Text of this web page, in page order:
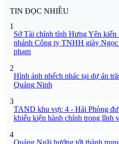
TIN ĐỌC NHIỀU
1
Sở Tài chính tỉnh Hưng Yên kiến
nhánh Công ty TNHH giày
phạm
2
Hình ảnh nhếch nhác tại dự án
Quảng Ninh
3
TAND khu vực 4 - Hải Phòng
khiếu kiện hành chính trong lĩnh
4